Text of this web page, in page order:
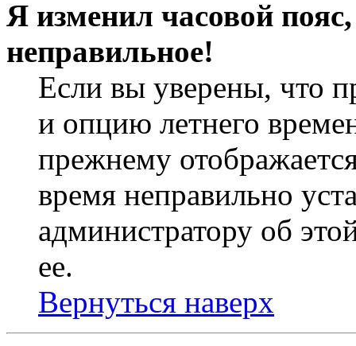
Я изменил часовой
неправильное!
Если вы уверены, что
и опцию летнего
прежнему
время неправильно
администратору об
ее.
Вернуться наверх